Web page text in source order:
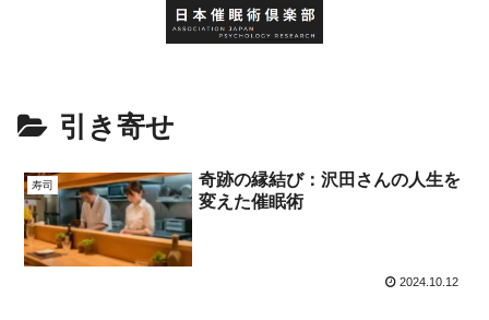
引き寄せ
寿司
奇跡の縁結び：沢田さんの人生を
変えた催眠術
2024.10.12